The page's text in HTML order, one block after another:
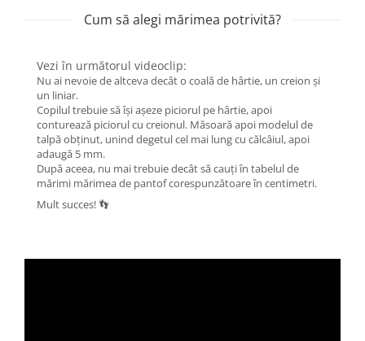
Cum să alegi mărimea potrivită?
Vezi în următorul videoclip:
Nu ai nevoie de altceva decât o coală de hârtie, un creion și
un liniar.
Copilul trebuie să își așeze piciorul pe hârtie, apoi
conturează piciorul cu creionul. Măsoară apoi modelul de
talpă obținut, unind degetul cel mai lung cu călcâiul, apoi
adaugă 5 mm.
După aceea, nu mai trebuie decât să cauți în tabelul de
mărimi mărimea de pantof corespunzătoare în centimetri.
Mult succes! 👣